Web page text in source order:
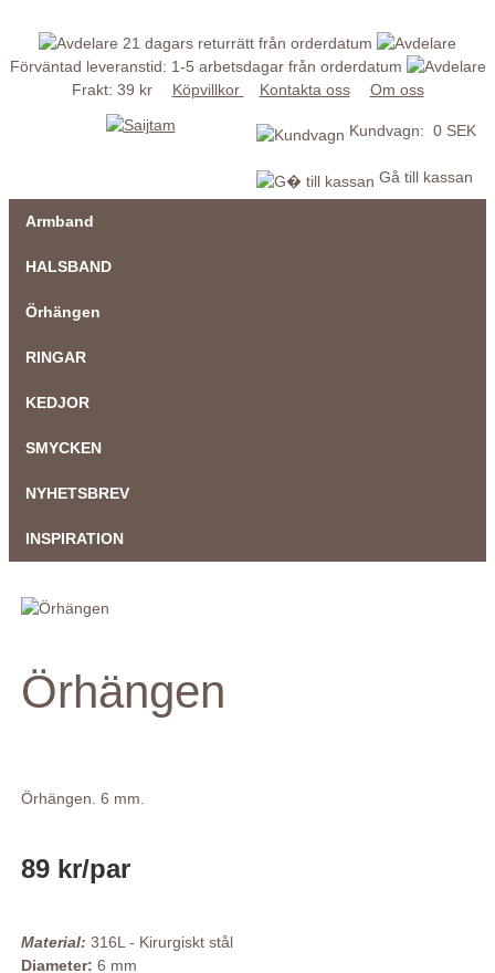
21 dagars returrätt från orderdatum
Förväntad leveranstid: 1-5 arbetsdagar från orderdatum
Frakt: 39 kr
Köpvillkor Kontakta oss Om oss
Kundvagn: 0 SEK
Gå till kassan
Armband
HALSBAND
Örhängen
RINGAR
KEDJOR
SMYCKEN
NYHETSBREV
INSPIRATION
Örhängen
Örhängen. 6 mm.
89 kr/par
Material: 316L - Kirurgiskt stål
Diameter: 6 mm